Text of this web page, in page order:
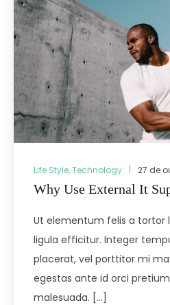
Life Style,Technology 27 de
Why Use External It
Ut elementum felis a tortor
ligula efficitur. Integer
placerat, vel porttitor mi
egestas ante id orci
malesuada. […]